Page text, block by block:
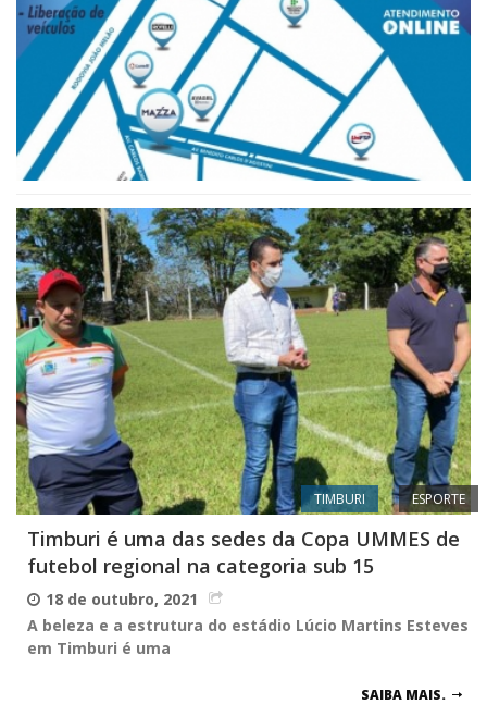
TIMBURI ESPORTE
Timburi é uma das sedes da Copa UMMES de
futebol regional na categoria sub 15
18 de outubro, 2021
A beleza e a estrutura do estádio Lúcio Martins Esteves
em Timburi é uma
SAIBA MAIS.